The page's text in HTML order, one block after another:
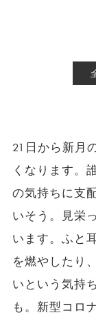
21日から新月
くなります。
の気持ちに支
いそう。見栄
います。ふと
を燃やしたり
いという気持
も。新型コロ